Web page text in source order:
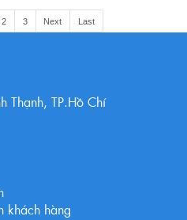
2 3 Next Last
Thạnh, TP.Hồ Chí
khách hàng